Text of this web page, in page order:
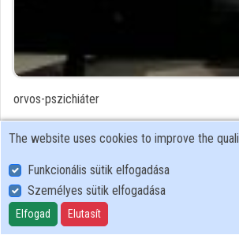
orvos-pszichiáter
Contributor's recordings
Profiles
Profile
The website uses cookies to improve the
Funkcionális sütik elfogadása
Személyes sütik elfogadása
Elfogad Elutasít